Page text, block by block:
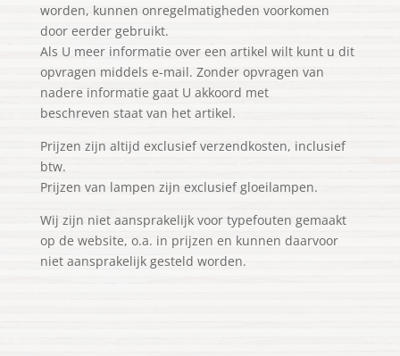
worden, kunnen onregelmatigheden voorkomen
door eerder gebruikt.
Als U meer informatie over een artikel wilt kunt u dit
opvragen middels e-mail. Zonder opvragen van
nadere informatie gaat U akkoord met
beschreven staat van het artikel.
Prijzen zijn altijd exclusief verzendkosten, inclusief
btw.
Prijzen van lampen zijn exclusief gloeilampen.
Wij zijn niet aansprakelijk voor typefouten gemaakt
op de website, o.a. in prijzen en kunnen daarvoor
niet aansprakelijk gesteld worden.